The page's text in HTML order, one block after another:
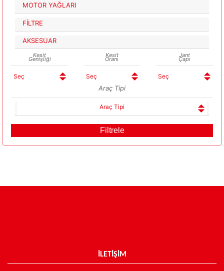
MOTOR YAĞLARI
FİLTRE
AKSESUAR
Kesit
Genişliği
Kesit
Oranı
Jant
Çapı
Araç Tipi
Araç Tipi
İLETİŞİM